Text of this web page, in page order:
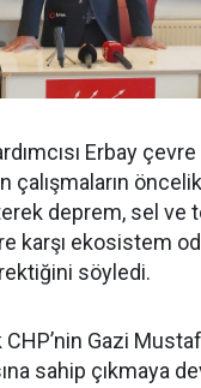
Erbay
deprem, sel ve
karşı ekosistem
söyledi.
Gazi
sahip çıkmaya